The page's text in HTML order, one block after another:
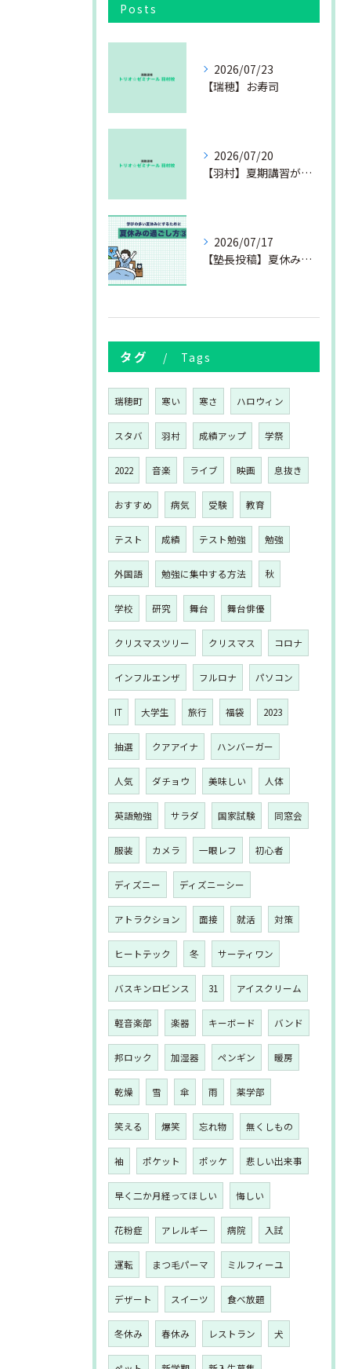
Posts
2026/07/23
【瑞穂】お寿司
2026/07/20
【羽村】夏期講習が始まりました
2026/07/17
【塾長投稿】夏休みの過ごし方③
タグ Tags
瑞穂町 寒い 寒さ ハロウィン
スタバ 羽村 成績アップ 学祭
2022 音楽 ライブ 映画 息抜き
おすすめ 病気 受験 教育
テスト 成績 テスト勉強 勉強
外国語 勉強に集中する方法 秋
学校 研究 舞台 舞台俳優
クリスマスツリー クリスマス コロナ
インフルエンザ フルロナ パソコン
IT 大学生 旅行 福袋 2023
抽選 クアアイナ ハンバーガー
人気 ダチョウ 美味しい 人体
英語勉強 サラダ 国家試験 同窓会
服装 カメラ 一眼レフ 初心者
ディズニー ディズニーシー
アトラクション 面接 就活 対策
ヒートテック 冬 サーティワン
バスキンロビンス 31 アイスクリーム
軽音楽部 楽器 キーボード バンド
邦ロック 加湿器 ペンギン 暖房
乾燥 雪 傘 雨 薬学部
笑える 爆笑 忘れ物 無くしもの
袖 ポケット ポッケ 悲しい出来事
早く二か月経ってほしい 悔しい
花粉症 アレルギー 病院 入試
運転 まつ毛パーマ ミルフィーユ
デザート スイーツ 食べ放題
冬休み 春休み レストラン 犬